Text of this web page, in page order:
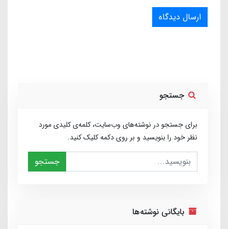
ارسال دیدگاه
جستجو
برای جستجو در نوشته‌های وب‌سایت، کلمه‌ی کلیدی مورد
نظر خود را بنویسید و بر روی دکمه کلیک کنید.
جستجو
بایگانی نوشته‌ها